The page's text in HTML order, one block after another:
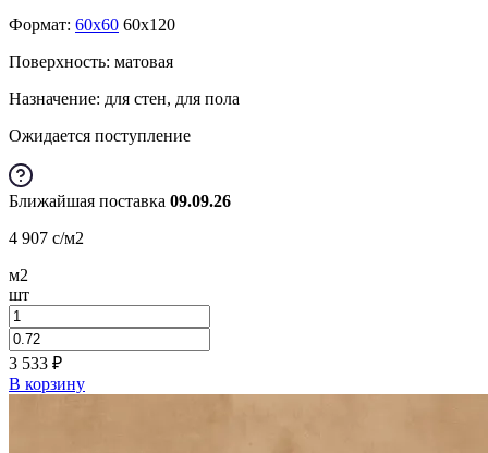
Формат: 60x60 60x120
Поверхность: матовая
Назначение: для стен, для пола
Ожидается поступление
Ближайшая поставка 09.09.26
4 907 c/м2
м2
шт
3 533 ₽
В корзину